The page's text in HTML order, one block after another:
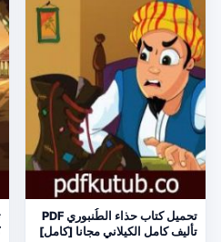
تحميل كتاب حذاء الطُنبوري PDF
تأليف كامل الكيلاني مجانا [كامل]